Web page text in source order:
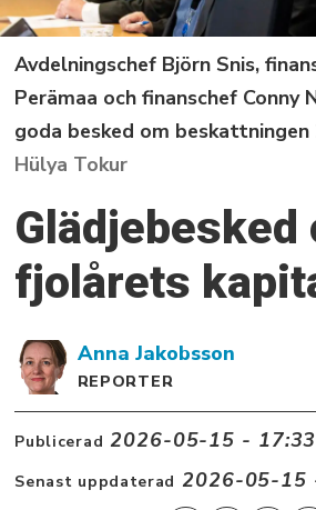
Avdelningschef Björn Snis,
Perämaa och finanschef Conny
goda besked om beskattningen
Hülya Tokur
Glädjebesked
fjolårets
Anna Jakobsson
REPORTER
Publicerad 2026-05-15 - 17:33
Senast uppdaterad 2026-05-